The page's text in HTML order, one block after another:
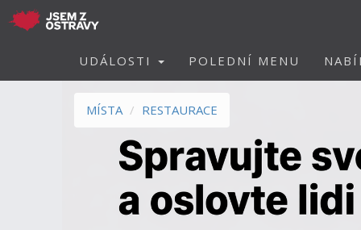
UDÁLOSTI POLEDNÍ MENU
MÍSTA RESTAURACE